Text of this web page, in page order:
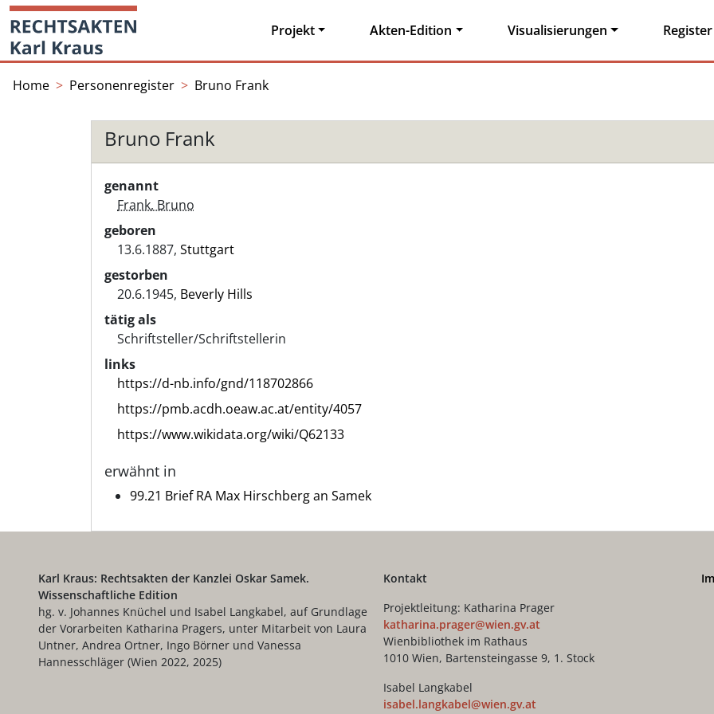
Skip
content
Startseite
Projekt Akten-Edition Visualisierungen Register
Home Personenregister Bruno Frank
Bruno Frank
genannt
Frank, Bruno
geboren
13.6.1887, Stuttgart
gestorben
20.6.1945, Beverly Hills
tätig als
Schriftsteller/Schriftstellerin
links
https://d-nb.info/gnd/118702866
https://pmb.acdh.oeaw.ac.at/entity/4057
https://www.wikidata.org/wiki/Q62133
erwähnt in
99.21 Brief RA Max Hirschberg an Samek
Karl Kraus: Rechtsakten der Kanzlei Oskar Samek.
Wissenschaftliche Edition
hg. v. Johannes Knüchel und Isabel Langkabel, auf Grundlage
der Vorarbeiten Katharina Pragers, unter Mitarbeit von Laura
Untner, Andrea Ortner, Ingo Börner und Vanessa
Hannesschläger (Wien 2022, 2025)
Kontakt
Projektleitung: Katharina Prager
katharina.prager@wien.gv.at
Wienbibliothek im Rathaus
1010 Wien, Bartensteingasse 9, 1. Stock
Isabel Langkabel
isabel.langkabel@wien.gv.at